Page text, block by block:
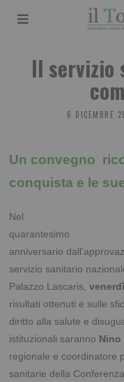
Il servizio
6 DICEMBRE
Un convegno
conquista e le
Nel
quarantesimo
anniversario
servizio sanitario
Palazzo Lascaris,
risultati ottenuti e sulle
diritto alla salute e
istituzionali saranno Nino
regionale e coordinatore
sanitarie della